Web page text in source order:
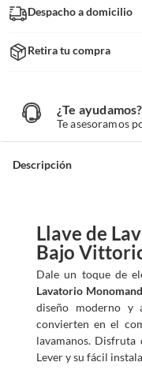
Despacho a domicilio
Retira tu compra
¿Te ayudamos?
Te asesoramos
Descripción
Llave de
Bajo
Dale un toque de
Lavatorio
diseño moderno y
convierten en el
lavamanos.
Lever y su fácil